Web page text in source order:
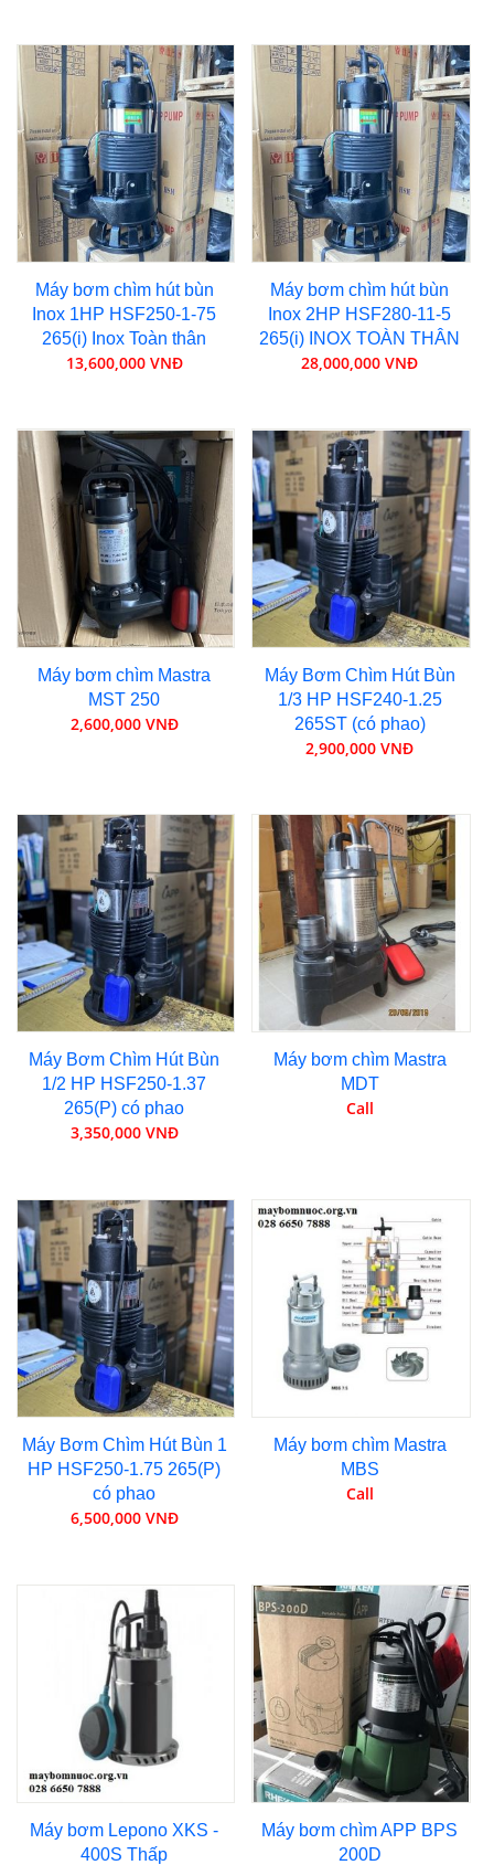
Máy bơm chìm hút bùn
Inox 1HP HSF250-1-75
265(i) Inox Toàn thân
13,600,000 VNĐ
Máy bơm chìm hút bùn
Inox 2HP HSF280-11-5
265(i) INOX TOÀN THÂN
28,000,000 VNĐ
Máy bơm chìm Mastra
MST 250
2,600,000 VNĐ
Máy Bơm Chìm Hút Bùn
1/3 HP HSF240-1.25
265ST (có phao)
2,900,000 VNĐ
Máy Bơm Chìm Hút Bùn
1/2 HP HSF250-1.37
265(P) có phao
3,350,000 VNĐ
Máy bơm chìm Mastra
MDT
Call
Máy Bơm Chìm Hút Bùn 1
HP HSF250-1.75 265(P)
có phao
6,500,000 VNĐ
Máy bơm chìm Mastra
MBS
Call
Máy bơm Lepono XKS -
400S Thấp
Máy bơm chìm APP BPS
200D